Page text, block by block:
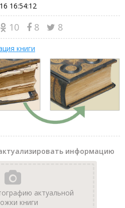
16:54:12
10 8 8
книги
информацию
актуальной
книги